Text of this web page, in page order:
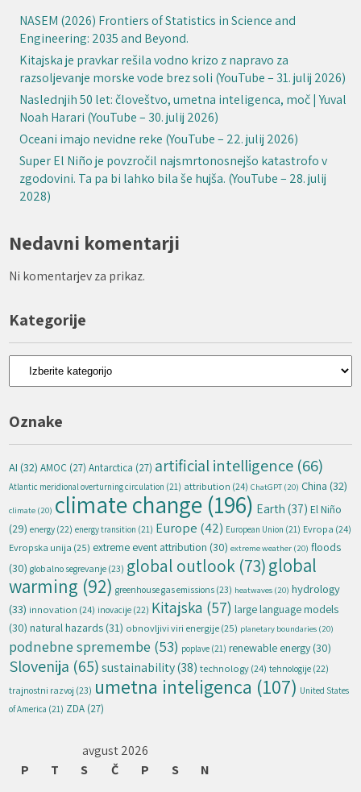
NASEM (2026) Frontiers of Statistics in Science and
Engineering: 2035 and Beyond.
Kitajska je pravkar rešila vodno krizo z napravo za
razsoljevanje morske vode brez soli (YouTube – 31. julij 2026)
Naslednjih 50 let: človeštvo, umetna inteligenca, moč | Yuval
Noah Harari (YouTube – 30. julij 2026)
Oceani imajo nevidne reke (YouTube – 22. julij 2026)
Super El Niño je povzročil najsmrtonosnejšo katastrofo v
zgodovini. Ta pa bi lahko bila še hujša. (YouTube – 28. julij
2028)
Nedavni komentarji
Ni komentarjev za prikaz.
Kategorije
Kategorije
Oznake
AI (32) AMOC (27) Antarctica (27) artificial intelligence (66)
Atlantic meridional overturning circulation (21) attribution (24) ChatGPT (20) China (32)
climate (20) climate change (196) Earth (37) El Niño
(29) energy (22) energy transition (21) Europe (42) European Union (21) Evropa (24)
Evropska unija (25) extreme event attribution (30) extreme weather (20) floods
(30) globalno segrevanje (23) global outlook (73)global
warming (92) greenhouse gas emissions (23) heatwaves (20) hydrology
(33) innovation (24) inovacije (22) Kitajska (57) large language models
(30) natural hazards (31) obnovljivi viri energije(25) planetary boundaries (20)
podnebne spremembe (53) poplave (21) renewable energy (30)
Slovenija (65) sustainability(38) technology(24) tehnologije (22)
trajnostni razvoj (23) umetna inteligenca (107) United States
of America (21) ZDA (27)
avgust 2026
P
T S Č P S
N